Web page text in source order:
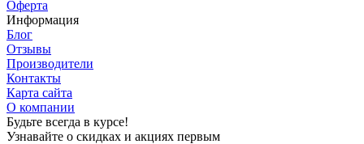
Оферта
Информация
Блог
Отзывы
Производители
Контакты
Карта сайта
О компании
Будьте всегда в курсе!
Узнавайте о скидках и акциях первым